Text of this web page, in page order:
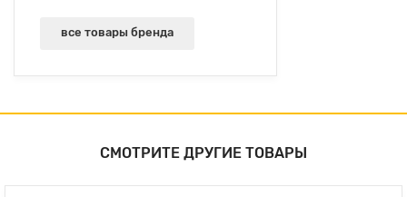
все товары бренда
СМОТРИТЕ ДРУГИЕ ТОВАРЫ